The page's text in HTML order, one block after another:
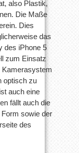
also Plastik,
Die Maße
Dies
das
des iPhone 5
zum Einsatz
Kamerasystem
optisch zu
auch eine
fällt auch die
sowie der
des